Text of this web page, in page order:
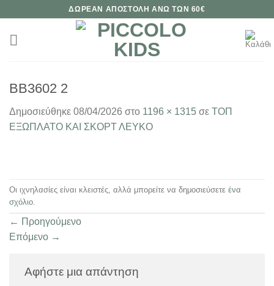
περιεχόμενο
ΔΩΡΕΑΝ ΑΠΟΣΤΟΛΗ ΑΝΩ ΤΩΝ 60€
BB3602 2
Δημοσιεύθηκε 08/04/2026 στο 1196 × 1315 σε ΤΟΠ
ΕΞΩΠΛΑΤΟ ΚΑΙ ΣΚΟΡΤ ΛΕΥΚΟ
Οι ιχνηλασίες είναι κλειστές, αλλά μπορείτε να δημοσιεύσετε ένα
σχόλιο
← Προηγούμενο
Επόμενο →
Αφήστε μια απάντηση